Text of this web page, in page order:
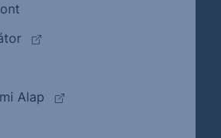
(külső oldalra ugrik)
oldalra ugrik)
Alap
(külső oldalra ugrik)